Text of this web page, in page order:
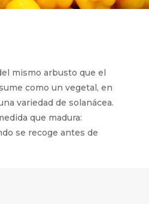
mismo arbusto que el
como un vegetal, en
variedad de solanácea.
que madura:
se recoge antes de